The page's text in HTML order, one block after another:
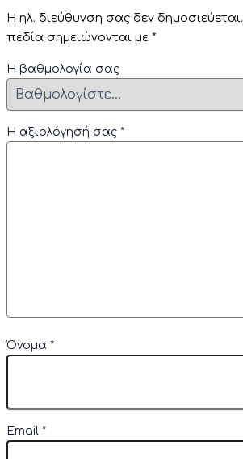
Η ηλ. διεύθυνση σας δεν δημοσιεύεται.
πεδία σημειώνονται με *
Η βαθμολογία σας
Η αξιολόγησή σας *
Όνομα *
Email *